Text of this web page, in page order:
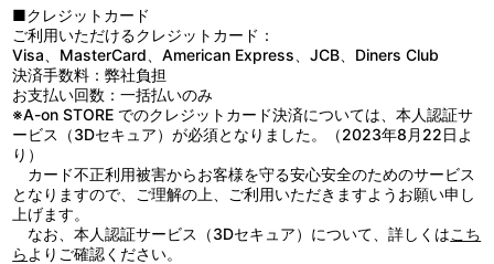
生産国：ベトナム
●洗濯により多少の色落ちがあります。濃色は白色や淡色のものと
分けて洗ってください。
●濡れたまま放置すると、色落ち・色移りなどの原因になります。
洗濯後は形を整えて、速やかに陰干ししてください。
●洗濯の際は蛍光増白剤が入っていない洗剤を使用してください。
●漂白剤の使用はお避けください。
●プリント部分はもみ洗いを避け、アイロンは当てないでくださ
い。
●直射日光及び紫外線が長期間あたる場所での保管は変色や劣化の
原因になりますのでお避けください。
■クレジットカード
ご利用いただけるクレジットカード：
Visa、MasterCard、American Express、JCB、Diners Club
決済手数料：弊社負担
お支払い回数：一括払いのみ
※A-on STORE でのクレジットカード決済については、本人認証サ
ービス（3Dセキュア）が必須となりました。（2023年8月22日よ
り）
カード不正利用被害からお客様を守る安心安全のためのサービス
となりますので、ご理解の上、ご利用いただきますようお願い申し
上げます。
なお、本人認証サービス（3Dセキュア）について、詳しくはこち
ら よりご確認ください。